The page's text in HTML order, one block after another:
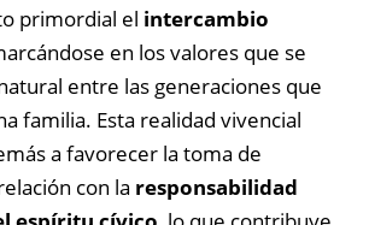
primordial el intercambio
en los valores que se
entre las generaciones que
familia. Esta realidad vivencial
a favorecer la toma de
con la responsabilidad